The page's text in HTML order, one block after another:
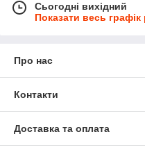
Сьогодні вихідний
Показати весь графік
Про нас
Контакти
Доставка та оплата